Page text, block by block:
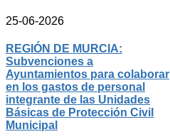
25-06-2026
REGIÓN DE MURCIA:
Subvenciones a
Ayuntamientos para colaborar
en los gastos de personal
integrante de las Unidades
Básicas de Protección Civil
Municipal